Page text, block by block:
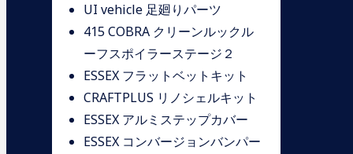
UI vehicle 足廻りパーツ
415 COBRA クリーンルックル
ーフスポイラーステージ２
ESSEX フラットベットキット
CRAFTPLUS リノシェルキット
ESSEX アルミステップカバー
ESSEX コンバージョンバンパー